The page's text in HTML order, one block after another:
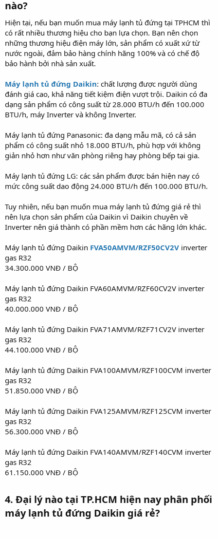
nào?​
Hiện tại, nếu bạn muốn mua máy lạnh tủ đứng tại TPHCM thì
có rất nhiều thương hiệu cho bạn lựa chọn. Bạn nên chọn
những thương hiệu điện máy lớn, sản phẩm có xuất xứ từ
nước ngoài, đảm bảo hàng chính hãng 100% và có chế độ
bảo hành bởi nhà sản xuất.
Máy lạnh tủ đứng Daikin: chất lượng được người dùng
đánh giá cao, khả năng tiết kiệm điện vượt trội. Daikin có đa
dạng sản phẩm có công suất từ 28.000 BTU/h đến 100.000
BTU/h, máy Inverter và không Inverter.
Máy lạnh tủ đứng Panasonic: đa dạng mẫu mã, có cả sản
phẩm có công suất nhỏ 18.000 BTU/h, phù hợp với không
giản nhỏ hơn như văn phòng riêng hay phòng bếp tại gia.
Máy lạnh tủ đứng LG: các sản phẩm được bán hiện nay có
mức công suất dao động 24.000 BTU/h đến 100.000 BTU/h.
Tuy nhiên, nếu bạn muốn mua máy lạnh tủ đứng giá rẻ thì
nên lựa chọn sản phẩm của Daikin vì Daikin chuyên về
Inverter nên giá thành có phần mềm hơn các hãng lớn khác.
Máy lạnh tủ đứng Daikin FVA50AMVM/RZF50CV2V inverter
gas R32
34.300.000 VNĐ / BỘ
Máy lạnh tủ đứng Daikin FVA60AMVM/RZF60CV2V inverter
gas R32
40.000.000 VNĐ / BỘ
Máy lạnh tủ đứng Daikin FVA71AMVM/RZF71CV2V inverter
gas R32
44.100.000 VNĐ / BỘ
Máy lạnh tủ đứng Daikin FVA100AMVM/RZF100CVM inverter
gas R32
51.850.000 VNĐ / BỘ
Máy lạnh tủ đứng Daikin FVA125AMVM/RZF125CVM inverter
gas R32
56.300.000 VNĐ / BỘ
Máy lạnh tủ đứng Daikin FVA140AMVM/RZF140CVM inverter
gas R32
61.150.000 VNĐ / BỘ
4. Đại lý nào tại TP.HCM hiện nay phân phối
máy lạnh tủ đứng Daikin giá rẻ?​